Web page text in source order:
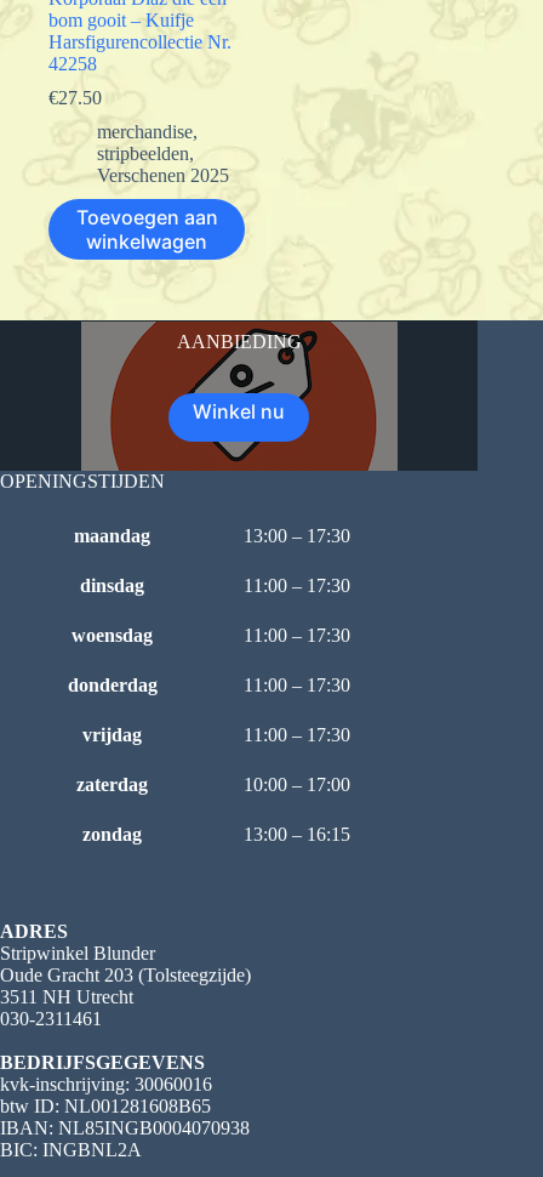
bom gooit – Kuifje
Harsfigurencollectie Nr.
42258
€27.50
merchandise,
stripbeelden,
Verschenen 2025
Toevoegen aan
winkelwagen
AANBIEDING
Winkel nu
OPENINGSTIJDEN
maandag 13:00 – 17:30
dinsdag 11:00 – 17:30
woensdag 11:00 – 17:30
donderdag 11:00 – 17:30
vrijdag 11:00 – 17:30
zaterdag 10:00 – 17:00
zondag 13:00 – 16:15
ADRES
Stripwinkel Blunder
Oude Gracht 203 (Tolsteegzijde)
3511 NH Utrecht
030-2311461
BEDRIJFSGEGEVENS
kvk-inschrijving: 30060016
btw ID: NL001281608B65
IBAN: NL85INGB0004070938
BIC: INGBNL2A